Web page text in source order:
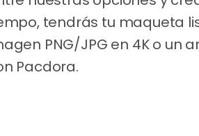
tendrás tu maqueta
PNG/JPG en 4K o un
Pacdora.